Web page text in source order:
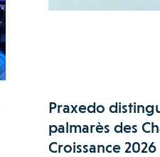
Praxedo
palmarès des
Croissance 2026